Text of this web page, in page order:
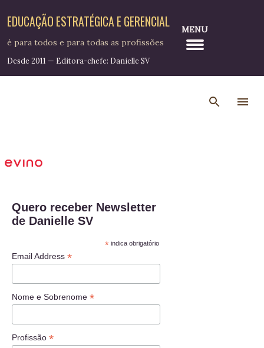
Pular para o conteúdo principal
EDUCAÇÃO ESTRATÉGICA E GERENCIAL
é para todos e para todas as profissões
Desde 2011 — Editora-chefe: Danielle SV
MENU
Quero receber Newsletter
de Danielle SV
*indica obrigatório
Email Address *
Nome e Sobrenome *
Profissão *